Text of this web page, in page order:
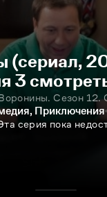
(сериал,
3
Сезон 12.
Приключения
серия пока